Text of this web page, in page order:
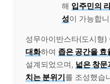
해 입주민의
성이 가능합
성무아이반스타(도시형)
대화하여 좁은 공간을
설계되었으며, 넓은 창문
치는 분위기를 조성했습